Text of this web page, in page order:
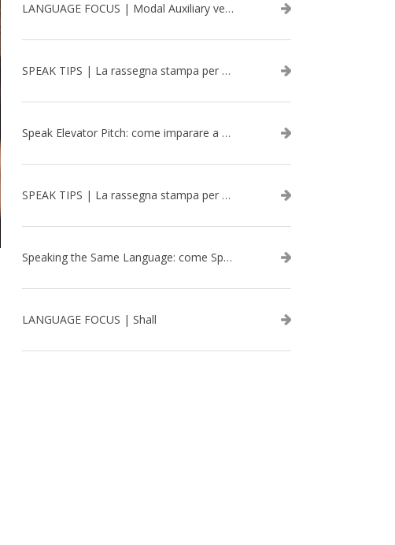
LANGUAGE FOCUS | Modal Auxiliary verbs in the past
SPEAK TIPS | La rassegna stampa per migliorare l’inglese - marzo 2026
Speak Elevator Pitch: come imparare a gestire una presentazione in inglese
SPEAK TIPS | La rassegna stampa per migliorare l’inglese - febbraio 2026
Speaking the Same Language: come Speak aiuta a rafforzare i team attraverso il Team Building in inglese
LANGUAGE FOCUS | Shall